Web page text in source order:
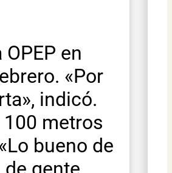
en
«Por
indicó.
metros
bueno de